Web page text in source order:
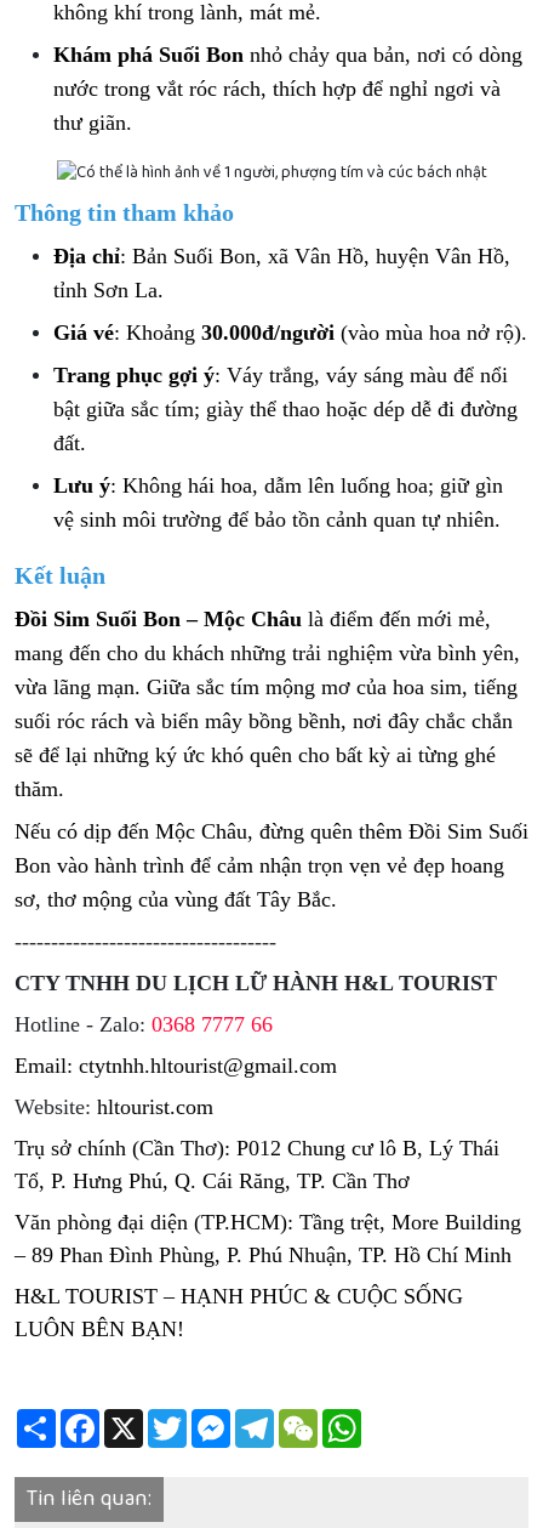
không khí trong lành, mát mẻ.
Khám phá Suối Bon nhỏ chảy qua bản, nơi có dòng
nước trong vắt róc rách, thích hợp để nghỉ ngơi và
thư giãn.
Thông tin tham khảo
Địa chỉ: Bản Suối Bon, xã Vân Hồ, huyện Vân Hồ,
tỉnh Sơn La.
Giá vé: Khoảng 30.000đ/người (vào mùa hoa nở rộ).
Trang phục gợi ý: Váy trắng, váy sáng màu để nổi
bật giữa sắc tím; giày thể thao hoặc dép dễ đi đường
đất.
Lưu ý: Không hái hoa, dẫm lên luống hoa; giữ gìn
vệ sinh môi trường để bảo tồn cảnh quan tự nhiên.
Kết luận
Đồi Sim Suối Bon – Mộc Châu là điểm đến mới mẻ,
mang đến cho du khách những trải nghiệm vừa bình yên,
vừa lãng mạn. Giữa sắc tím mộng mơ của hoa sim, tiếng
suối róc rách và biển mây bồng bềnh, nơi đây chắc chắn
sẽ để lại những ký ức khó quên cho bất kỳ ai từng ghé
thăm.
Nếu có dịp đến Mộc Châu, đừng quên thêm Đồi Sim Suối
Bon vào hành trình để cảm nhận trọn vẹn vẻ đẹp hoang
sơ, thơ mộng của vùng đất Tây Bắc.
------------------------------------
CTY TNHH DU LỊCH LỮ HÀNH H&L TOURIST
Hotline - Zalo: 0368 7777 66
Email: ctytnhh.hltourist@gmail.com
Website: hltourist.com
Trụ sở chính (Cần Thơ): P012 Chung cư lô B, Lý Thái
Tổ, P. Hưng Phú, Q. Cái Răng, TP. Cần Thơ
Văn phòng đại diện (TP.HCM): Tầng trệt, More Building
– 89 Phan Đình Phùng, P. Phú Nhuận, TP. Hồ Chí Minh
H&L TOURIST – HẠNH PHÚC & CUỘC SỐNG
LUÔN BÊN BẠN!
Share Facebook
X TwitterMessengerTelegramWeChat
Tin liên quan: